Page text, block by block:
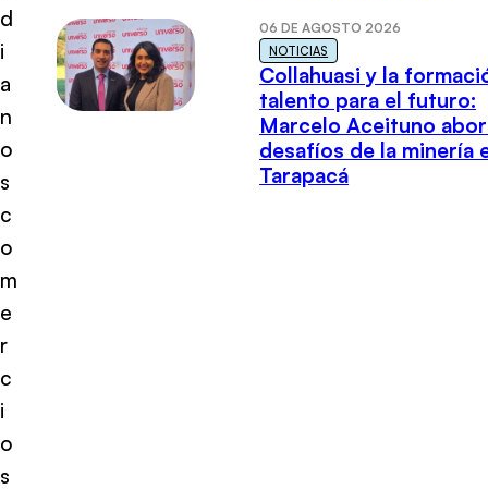
d
i
a
n
o
s
c
o
m
e
r
c
i
o
s
06 DE AGOSTO 2026
NOTICIAS
Collahuasi y la
talento para el futuro:
Marcelo Aceituno
desafíos de la minería
Tarapacá